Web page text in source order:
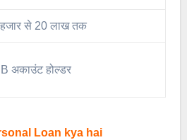
से 20 लाख तक
अकाउंट होल्डर
Loan kya hai